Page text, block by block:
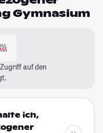
Gymnasium
auf den
ich,